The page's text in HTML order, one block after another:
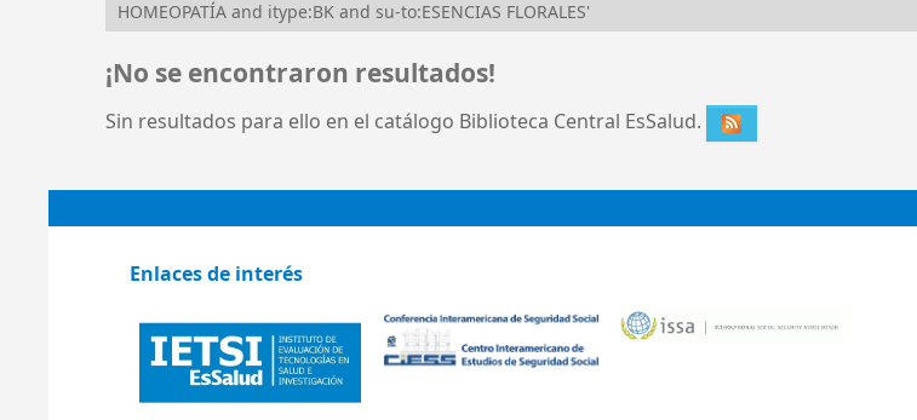
HOMEOPATÍA and itype:BK and su-to:ESENCIAS FLORALES'
¡No se encontraron resultados!
Sin resultados para ello en el catálogo Biblioteca Central EsSalud.
Enlaces de interés